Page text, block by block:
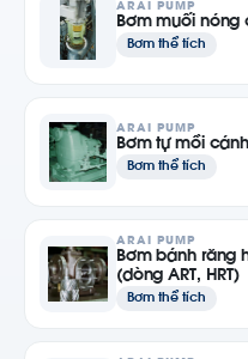
ARAI PUMP
Bơm muối nóng
Bơm thể tích
ARAI PUMP
Bơm tự mồi
Bơm thể tích
ARAI PUMP
Bơm bánh răng
(dòng ART, HRT)
Bơm thể tích